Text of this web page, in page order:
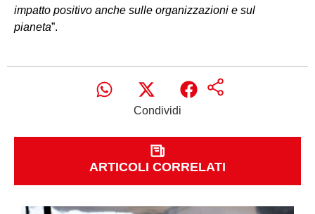
impatto positivo anche sulle organizzazioni e sul
pianeta”.
Condividi
ARTICOLI CORRELATI